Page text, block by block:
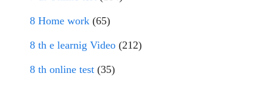
8 Home work (65)
8 th e learnig Video (212)
8 th online test (35)